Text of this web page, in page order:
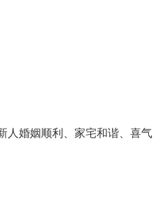
人婚姻顺利、家宅和谐、喜气